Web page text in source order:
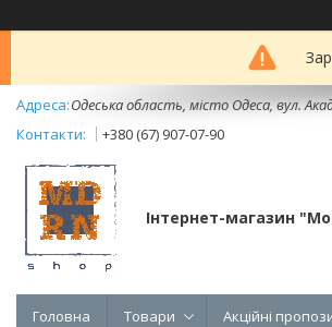
Одеська область, місто Одеса, вул.
+380 (67) 907-07-90
Інтернет-магазин
Головна Товари Акційні